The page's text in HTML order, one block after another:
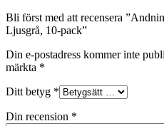
Bli först med att recensera
Ljusgrå, 10-pack”
Din e-postadress kommer inte
märkta *
Ditt betyg *
Din recension *